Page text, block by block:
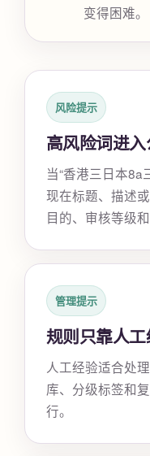
变得困难。
风险提示
高风险词进
当“香港三日本8a
现在标题、描述
目的、审核等级和
管理提示
规则只靠人
人工经验适合处
库、分级标签和
行。